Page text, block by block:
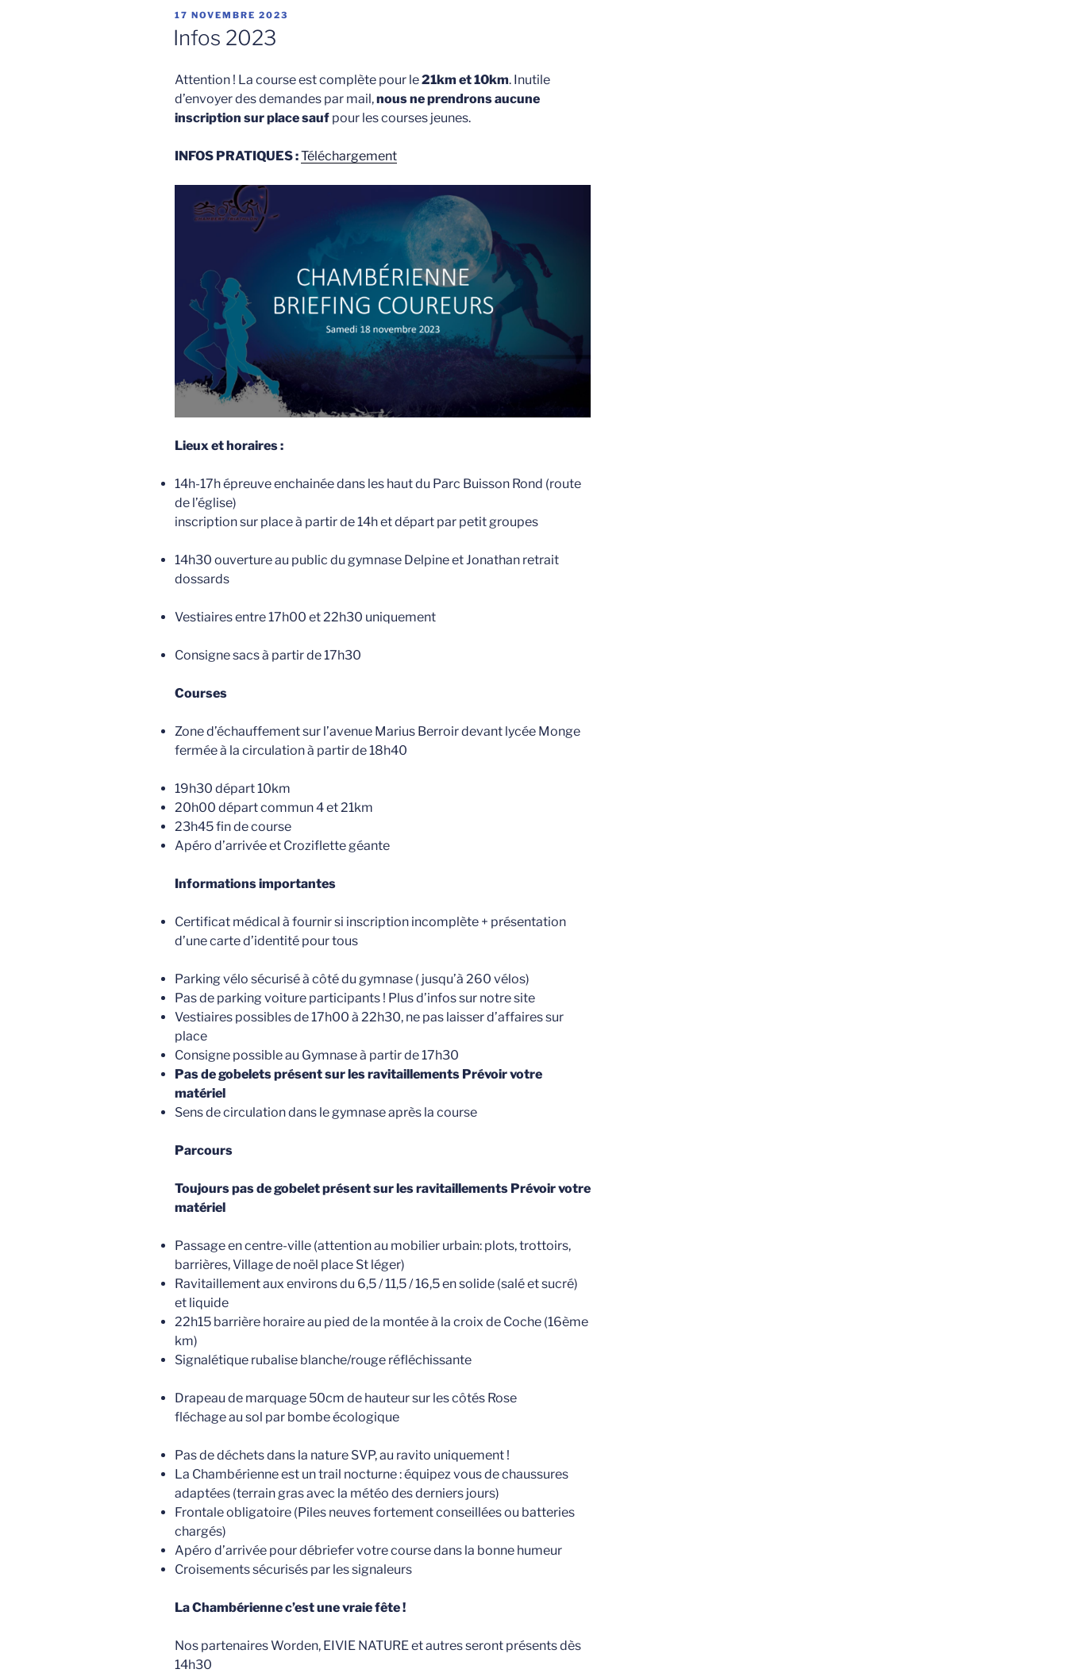
PUBLIÉ
LE
17 NOVEMBRE 2023
Infos 2023
Attention ! La course est complète pour le21km et 10km. Inutile
d’envoyer des demandes par mail,nous ne prendrons aucune
inscription sur placesauf pour les courses jeunes.
INFOS PRATIQUES :Téléchargement
Lieux et horaires :
14h-17h épreuve enchainée dans les haut du Parc Buisson Rond (route
de l’église)
inscription sur place à partir de 14h et départ par petit groupes
14h30 ouverture au public du gymnase Delpine et Jonathan retrait
dossards
Vestiaires entre 17h00 et 22h30 uniquement
Consigne sacs à partir de 17h30
Courses
Zone d’échauffement sur l’avenue Marius Berroir devant lycée Monge
fermée à la circulation à partir de 18h40
19h30 départ 10km
20h00 départ commun 4 et 21km
23h45 fin de course
Apéro d’arrivée et Croziflette géante
Informations importantes
Certificat médical à fournir si inscription incomplète + présentation
d’une carte d’identité pour tous
Parking vélo sécurisé à côté du gymnase ( jusqu’à 260 vélos)
Pas de parking voiture participants ! Plus d’infos sur notre site
Vestiaires possibles de 17h00 à 22h30, ne pas laisser d’affaires sur
place
Consigne possible au Gymnase à partir de 17h30
Pas de gobelets présent sur les ravitaillements Prévoir votre
matériel
Sens de circulation dans le gymnase après la course
Parcours
Toujours pas de gobelet présent sur les ravitaillements Prévoir votre
matériel
Passage en centre-ville (attention au mobilier urbain: plots, trottoirs,
barrières, Village de noël place St léger)
Ravitaillement aux environs du 6,5 / 11,5 / 16,5 en solide (salé et sucré)
et liquide
22h15 barrière horaire au pied de la montée à la croix de Coche (16ème
km)
Signalétique rubalise blanche/rouge réfléchissante
Drapeau de marquage 50cm de hauteur sur les côtés Rose
fléchage au sol par bombe écologique
Pas de déchets dans la nature SVP, au ravito uniquement !
La Chambérienne est un trail nocturne : équipez vous de chaussures
adaptées (terrain gras avec la météo des derniers jours)
Frontale obligatoire (Piles neuves fortement conseillées ou batteries
chargés)
Apéro d’arrivée pour débriefer votre course dans la bonne humeur
Croisements sécurisés par les signaleurs
La Chambérienne c’est une vraie fête !
Nos partenaires Worden, EIVIE NATURE et autres seront présents dès
14h30